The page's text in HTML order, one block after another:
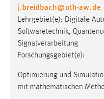
j.breidbach@oth-aw.de
Lehrgebiet(e): Digitale
Softwaretechnik,
Signalverarbeitung
Forschungsgebiet(e):
Optimierung und
mit mathematischen